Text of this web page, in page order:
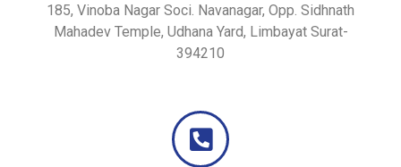
185, Vinoba Nagar Soci. Navanagar, Opp. Sidhnath
Mahadev Temple, Udhana Yard, Limbayat Surat-
394210